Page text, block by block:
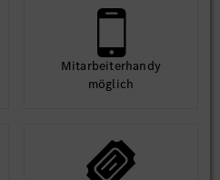
Mit­arbeiter­handy
möglich